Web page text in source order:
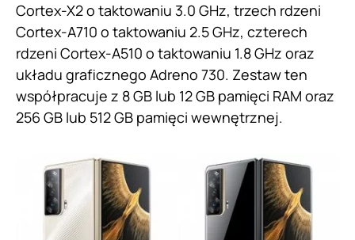
Cortex-X2 o taktowaniu 3.0 GHz, trzech rdzeni
Cortex-A710 o taktowaniu 2.5 GHz, czterech
rdzeni Cortex-A510 o taktowaniu 1.8 GHz oraz
układu graficznego Adreno 730. Zestaw ten
współpracuje z 8 GB lub 12 GB pamięci RAM oraz
256 GB lub 512 GB pamięci wewnętrznej.